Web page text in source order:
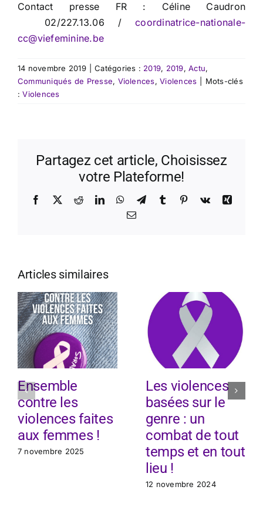
Contact presse FR : Céline Caudron
02/227.13.06 /coordinatrice-nationale-
cc@viefeminine.be
14 novembre 2019 Catégories : 2019, 2019,Actu,
Communiqués de Presse, Violences,Violences
Mots-clés
:Violences
Partagez cet article, Choisissez
votre Plateforme!
Facebook
X RedditLinkedInWhatsApp
TelegramTumblr Pinterest
Vk
Xing
Email
Articles similaires
Ensemble
contre les
violences faites
aux femmes !
7 novembre 2025
Les violences
basées sur le
genre : un
combat de tout
temps et en tout
lieu !
12 novembre 2024